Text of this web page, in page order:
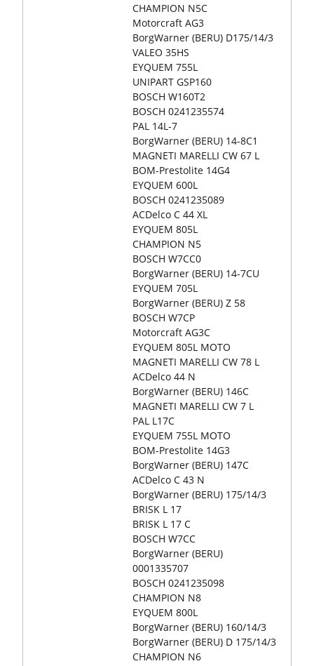
CHAMPION N5C
Motorcraft AG3
BorgWarner (BERU) D175/14/3
VALEO 35HS
EYQUEM 755L
UNIPART GSP160
BOSCH W160T2
BOSCH 0241235574
PAL 14L-7
BorgWarner (BERU) 14-8C1
MAGNETI MARELLI CW 67 L
BOM-Prestolite 14G4
EYQUEM 600L
BOSCH 0241235089
ACDelco C 44 XL
EYQUEM 805L
CHAMPION N5
BOSCH W7CC0
BorgWarner (BERU) 14-7CU
EYQUEM 705L
BorgWarner (BERU) Z 58
BOSCH W7CP
Motorcraft AG3C
EYQUEM 805L MOTO
MAGNETI MARELLI CW 78 L
ACDelco 44 N
BorgWarner (BERU) 146C
MAGNETI MARELLI CW 7 L
PAL L17C
EYQUEM 755L MOTO
BOM-Prestolite 14G3
BorgWarner (BERU) 147C
ACDelco C 43 N
BorgWarner (BERU) 175/14/3
BRISK L 17
BRISK L 17 C
BOSCH W7CC
BorgWarner (BERU)
0001335707
BOSCH 0241235098
CHAMPION N8
EYQUEM 800L
BorgWarner (BERU) 160/14/3
BorgWarner (BERU) D 175/14/3
CHAMPION N6